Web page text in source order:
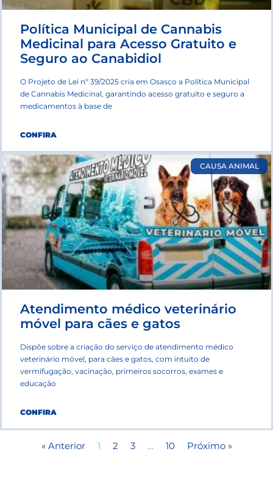
Política Municipal de Cannabis
Medicinal para Acesso Gratuito e
Seguro ao Canabidiol
O Projeto de Lei nº 39/2025 cria em Osasco a Política Municipal
de Cannabis Medicinal, garantindo acesso gratuito e seguro a
medicamentos à base de
CONFIRA
CAUSA ANIMAL
Atendimento médico veterinário
móvel para cães e gatos
Dispõe sobre a criação do serviço de atendimento médico
veterinário móvel, para cães e gatos, com intuito de
vermifugação, vacinação, primeiros socorros, exames e
educação
CONFIRA
« Anterior 1 2 3 … 10 Próximo »